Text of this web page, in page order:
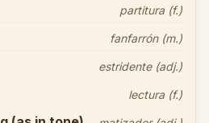
partitura (f.)
fanfarrón (m.)
estridente (adj.)
lectura (f.)